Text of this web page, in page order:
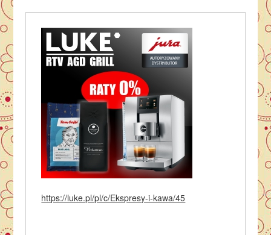
https://luke.pl/pl/c/Ekspresy-i-kawa/45